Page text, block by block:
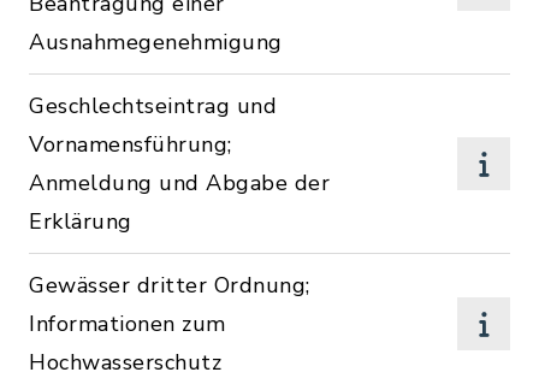
Ausnahmegenehmigung
Geschlechtseintrag und
Vornamensführung;
Anmeldung und Abgabe der
Erklärung
Gewässer dritter Ordnung;
Informationen zum
Hochwasserschutz